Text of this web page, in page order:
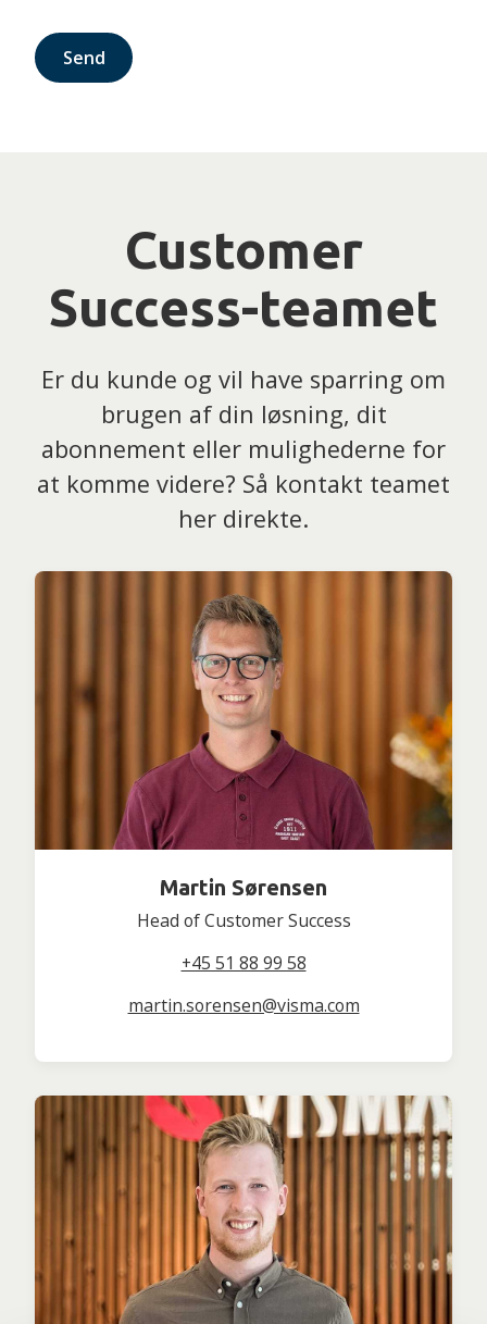
Send
Customer
Success-teamet
Er du kunde og vil have sparring om
brugen af din løsning, dit
abonnement eller mulighederne for
at komme videre? Så kontakt teamet
her direkte.
Martin Sørensen
Head of Customer Success
+45 51 88 99 58
martin.sorensen@visma.com